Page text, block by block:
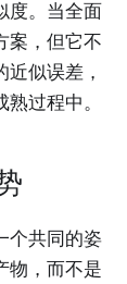
度。当全面
案，但它不
似误差，
过程中。
个共同的姿
物，而不是